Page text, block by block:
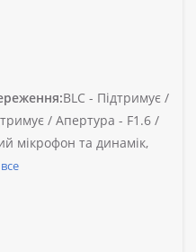
BLC - Підтримує /
/ Апертура - F1.6 /
мікрофон та динамік,